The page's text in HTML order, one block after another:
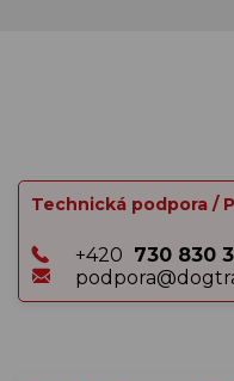
Technická podpora /
+420 730 830